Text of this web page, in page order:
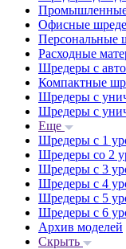
Промышленные
Офисные
Персональные
Расходные
Шредеры с
Компактные
Шредеры с
Шредеры с
Еще
Шредеры с 1
Шредеры со 2
Шредеры с 3
Шредеры с 4
Шредеры с 5
Шредеры с 6
Архив моделей
Скрыть